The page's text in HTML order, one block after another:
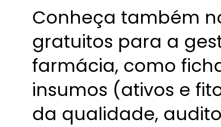
Conheça também
gratuitos para a
farmácia, como
insumos (ativos e
da qualidade,